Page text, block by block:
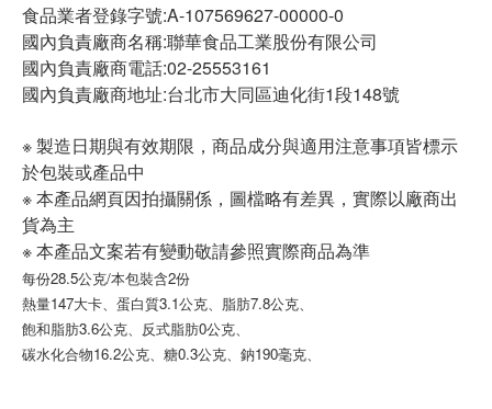
食品業者登錄字號:A-107569627-00000-0
國內負責廠商名稱:聯華食品工業股份有限公司
國內負責廠商電話:02-25553161
國內負責廠商地址:台北市大同區迪化街1段148號
※ 製造日期與有效期限，商品成分與適用注意事項皆標示
於包裝或產品中
※ 本產品網頁因拍攝關係，圖檔略有差異，實際以廠商出
貨為主
※ 本產品文案若有變動敬請參照實際商品為準
每份28.5公克/本包裝含2份
熱量147大卡、蛋白質3.1公克、脂肪7.8公克、
飽和脂肪3.6公克、反式脂肪0公克、
碳水化合物16.2公克、糖0.3公克、鈉190毫克、